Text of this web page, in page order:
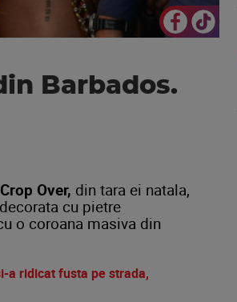
Barbados.
Crop Over, din tara ei natala,
cu pietre
o coroana masiva din
a ridicat fusta pe strada,